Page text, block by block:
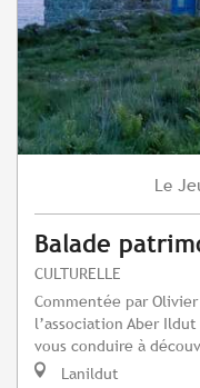
Le
Balade
CULTURELLE
Commentée par
l’association Aber
vous conduire à
Lanildut